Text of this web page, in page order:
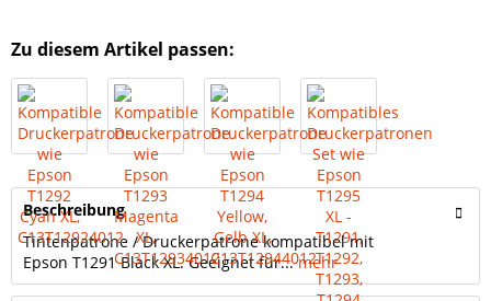
Zu diesem Artikel passen:
Beschreibung
Tintenpatrone / Druckerpatrone kompatibel mit
Epson T1291 Black XL. Geeignet für...mehr